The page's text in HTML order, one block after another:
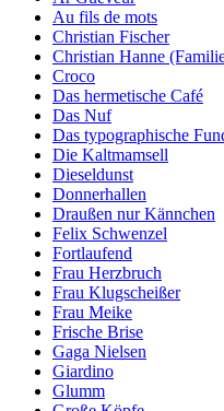
Au fils de mots
Christian Fischer
Christian Hanne
Croco
Das hermetische Café
Das Nuf
Das typographische
Die Kaltmamsell
Dieseldunst
Donnerhallen
Draußen nur Kännchen
Felix Schwenzel
Fortlaufend
Frau Herzbruch
Frau Klugscheißer
Frau Meike
Frische Brise
Gaga Nielsen
Giardino
Glumm